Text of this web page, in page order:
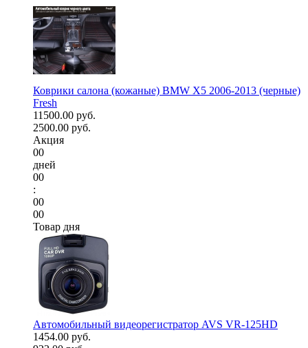
Коврики салона (кожаные) BMW X5 2006-2013 (черные)
Fresh
11500.00 руб.
2500.00 руб.
Акция
00
дней
00
:
00
00
Товар дня
Автомобильный видеорегистратор AVS VR-125HD
1454.00 руб.